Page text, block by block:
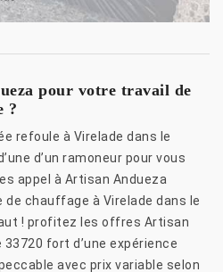
pour votre travail de
?
refoule à Virelade dans le
d’un ramoneur pour vous
appel à Artisan Andueza
chauffage à Virelade dans le
! profitez les offres Artisan
fort d’une expérience
avec prix variable selon